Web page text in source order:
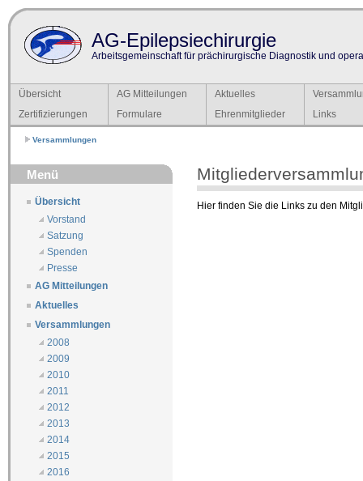
AG-Epilepsiechirurgie
Arbeitsgemeinschaft für prächirurgische Diagnostik und
Übersicht AG Mitteilungen Aktuelles
Zertifizierungen
Formulare Ehrenmitglieder Links
Versammlungen
Menü
Übersicht
Vorstand
Satzung
Spenden
Presse
AG Mitteilungen
Aktuelles
Versammlungen
2008
2009
2010
2011
2012
2013
2014
2015
2016
Hier finden Sie die Links zu den